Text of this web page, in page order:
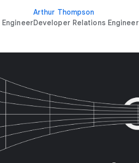
Arthur Thompson
Developer Relations Engineer